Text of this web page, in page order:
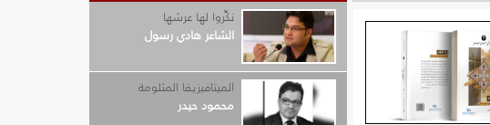
نكِّروا لها عرشها
الشاعر هادي رسول
الميتافيزيقا المثلومة
محمود حيدر